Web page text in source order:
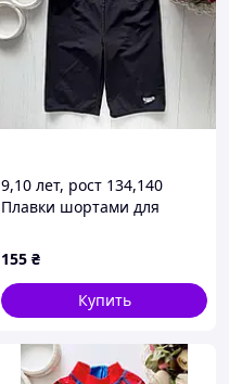
9,10 лет, рост 134,140
Плавки шортами для
Артикул 27575
155 ₴
Купить